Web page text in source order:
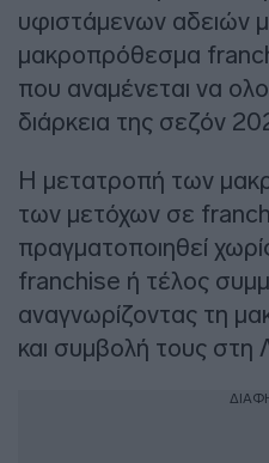
υφιστάμενων αδειών
μακροπρόθεσμα
που αναμένεται να
διάρκεια της σεζόν
Η μετατροπή των
των μετόχων σε
πραγματοποιηθεί
franchise ή τέλος
αναγνωρίζοντας τη
και συμβολή τους στη